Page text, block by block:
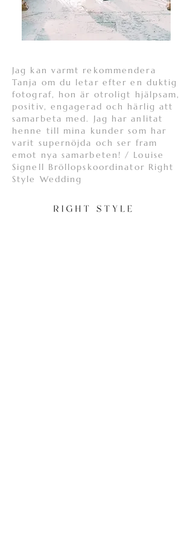
Jag kan varmt rekommendera
Tanja om du letar efter en duktig
fotograf, hon är otroligt hjälpsam,
positiv, engagerad och härlig att
samarbeta med. Jag har anlitat
henne till mina kunder som har
varit supernöjda och ser fram
emot nya samarbeten! / Louise
Signell Bröllopskoordinator Right
Style Wedding